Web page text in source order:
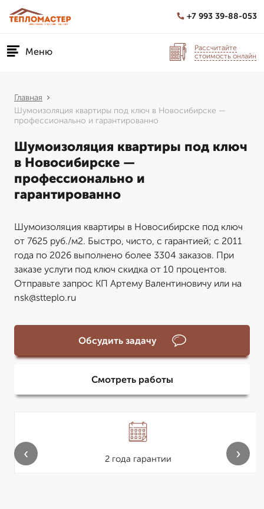
+7 993 39-88-053
Меню
Рассчитайте
стоимость онлайн
Главная
Шумоизоляция квартиры под ключ в Новосибирске —
профессионально и гарантированно
Шумоизоляция квартиры под ключ
в Новосибирске —
профессионально и
гарантированно
Шумоизоляция квартиры в Новосибирске под ключ
от 7625 руб./м2. Быстро, чисто, с гарантией; с 2011
года по 2026 выполнено более 3304 заказов. При
заказе услуги под ключ скидка от 10 процентов.
Отправьте запрос КП Артему Валентиновичу или на
nsk@stteplo.ru
Обсудить задачу
Смотреть работы
2 года гарантии
‹ ›